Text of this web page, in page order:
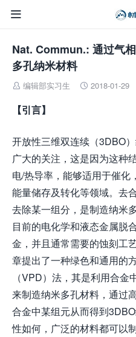

Nat. Commun.: 通过气
多孔纳米材料
 编辑部实习生  2018-01-29
【引言】
开放性三维双连续（3DBO
广大的关注，这是因为这种
电/热导率，能够适用于催化
能量储存及转化等领域。去
去除某一组分，是制造纳米
目前的电化学和液态金属脱
金，并且通常需要的蚀刻工
章提出了一种绿色和通用的
（VPD）法，其是利用合
来制造纳米多孔材料，通过
合金中某组元从而得到
性如何，广泛的材料都可以